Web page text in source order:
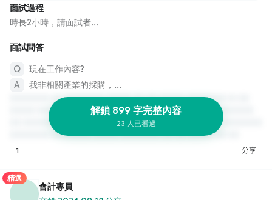
面試過程
時長2小時，請面試者...
面試問答
現在工作內容?
我非相關產業的採購，...
解鎖 899 字完整內容
23 人已看過
1 分享
精選
會計專員